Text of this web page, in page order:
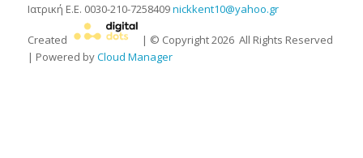
Ιατρική Ε.Ε. 0030-210-7258409nickkent10@yahoo.gr
Created | © Copyright2026All Rights Reserved
| Powered byCloud Manager